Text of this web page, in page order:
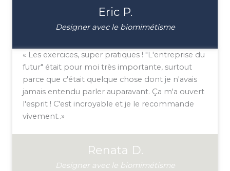
Eric P.
Designer avec le biomimétisme
« Les exercices, super pratiques ! "L'entreprise du
futur" était pour moi très importante, surtout
parce que c'était quelque chose dont je n'avais
jamais entendu parler auparavant. Ça m'a ouvert
l'esprit ! C'est incroyable et je le recommande
vivement..»
Renata D.
Designer avec le biomimétisme